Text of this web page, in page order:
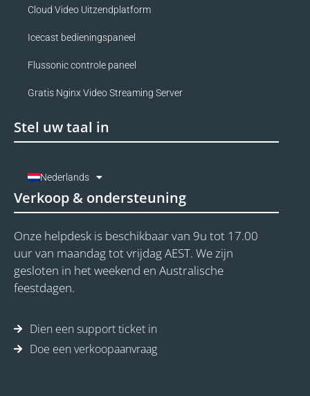
Cloud Video Uitzendplatform
Icecast bedieningspaneel
Flussonic controle paneel
Gratis Nginx Video Streaming Server
Stel uw taal in
Nederlands
Verkoop & ondersteuning
Onze helpdesk is beschikbaar van 9u tot 17.00
uur van maandag tot vrijdag AEST. We zijn
gesloten in het weekend en Australische
feestdagen.
Dien een support ticket in
Doe een verkoopaanvraag